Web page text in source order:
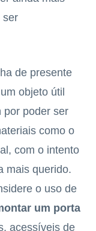
ser
de presente
objeto útil
por poder ser
como o
com o intento
mais querido.
o uso de
um porta
acessíveis de